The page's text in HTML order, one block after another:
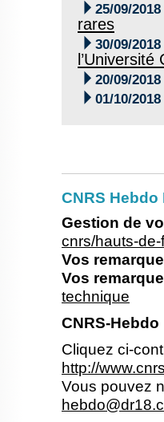
 25/09/2018
rares
 30/09/2018
l’Université
 20/09/2018
 01/10/2018
CNRS
Gestion de
cnrs/hauts-
Vos
Vos
technique
CNRS-
Cliquez ci-
http://
Vous pouvez